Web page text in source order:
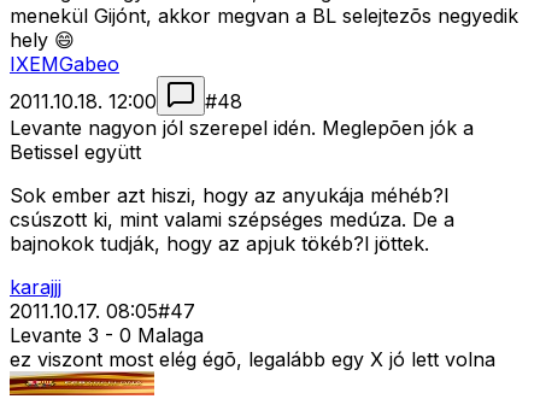
menekül Gijónt, akkor megvan a BL selejtezõs negyedik
hely 😄
IXEMGabeo
2011.10.18. 12:00
#48
Levante nagyon jól szerepel idén. Meglepõen jók a
Betissel együtt
Sok ember azt hiszi, hogy az anyukája méhéb?l
csúszott ki, mint valami szépséges medúza. De a
bajnokok tudják, hogy az apjuk tökéb?l jöttek.
karajjj
2011.10.17. 08:05#47
Levante 3 - 0 Malaga
ez viszont most elég égõ, legalább egy X jó lett volna